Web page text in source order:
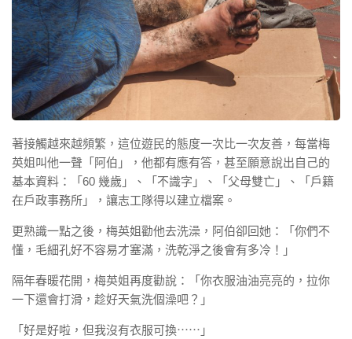
著接觸越來越頻繁，這位遊民的態度一次比一次友善，每當梅
英姐叫他一聲「阿伯」，他都有應有答，甚至願意說出自己的
基本資料：「60 幾歲」、「不識字」、「父母雙亡」、「戶籍
在戶政事務所」，讓志工隊得以建立檔案。
更熟識一點之後，梅英姐勸他去洗澡，阿伯卻回她：「你們不
懂，毛細孔好不容易才塞滿，洗乾淨之後會有多冷！」
隔年春暖花開，梅英姐再度勸說：「你衣服油油亮亮的，拉你
一下還會打滑，趁好天氣洗個澡吧？」
「好是好啦，但我沒有衣服可換⋯⋯」